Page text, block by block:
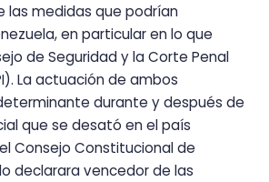
las medidas que podrían
en particular en lo que
de Seguridad y la Corte Penal
La actuación de ambos
durante y después de
que se desató en el país
Consejo Constitucional de
declarara vencedor de las